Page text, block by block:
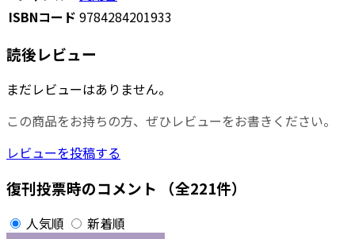
ISBNコード 9784284201933
読後レビュー
まだレビューはありません。
この商品をお持ちの方、ぜひレビューをお書きください。
レビューを投稿する
復刊投票時のコメント （全221件）
人気順 新着順